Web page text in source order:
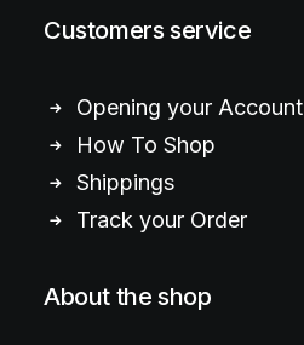
Customers service
Opening your Account
How To Shop
Shippings
Track your Order
About the shop